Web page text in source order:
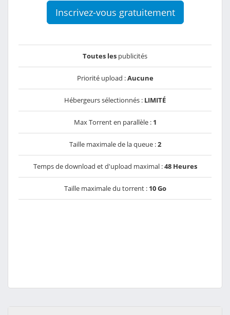
Inscrivez-vous gratuitement
Toutes les publicités
Priorité upload :Aucune
Hébergeurs sélectionnés : LIMITÉ
Max Torrent en parallèle : 1
Taille maximale de la queue :2
Temps de download et d'upload maximal :48 Heures
Taille maximale du torrent : 10 Go